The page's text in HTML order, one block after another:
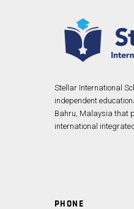
Stellar International
independent
Bahru, Malaysia that
international
PHONE